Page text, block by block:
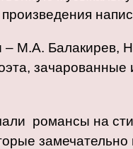
– М.А. Балакирев,
романсы на